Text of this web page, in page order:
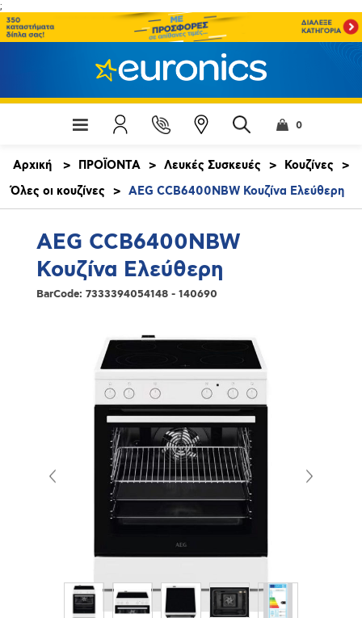
;
0
Αρχική > ΠΡΟΪΟΝΤΑ > Λευκές Συσκευές > Κουζίνες
>
Όλες οι κουζίνες
> AEG CCB6400NBW Κουζίνα Ελεύθερη
AEG CCB6400NBW
Κουζίνα Ελεύθερη
BarCode: 7333394054148 - 140690